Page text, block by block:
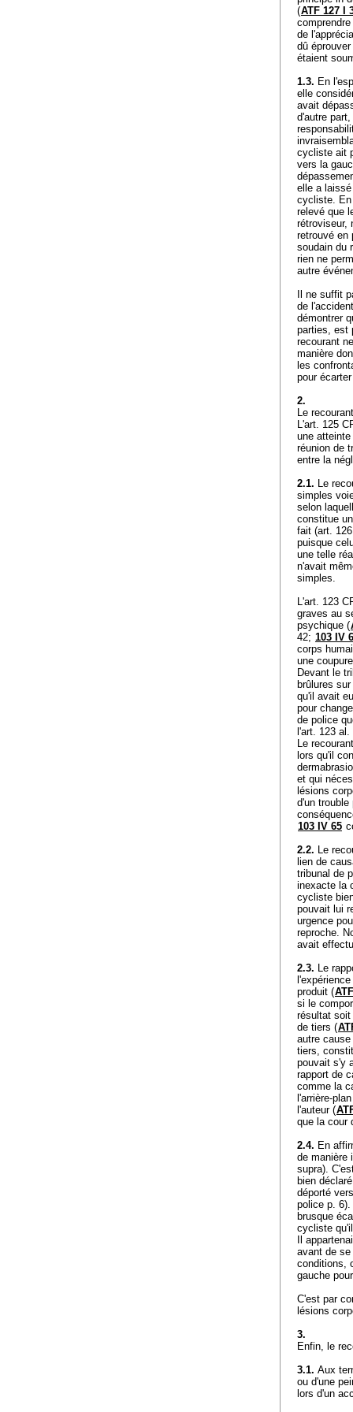
(ATF 127 I
de
dû
étaient
1.3. En
elle
avait
d'autre
cycliste ait
vers la
elle a
cycliste. En
relevé que
rétroviseur,
retrouvé en
soudain du
rien ne
autre
Il ne suffit
de
démontrer
parties, est
recourant
manière
les
pour
2.
Le
L'art. 125
une
réunion de
entre la
2.1. Le
simples
selon
constitue
fait (art.
puisque
une telle
n'avait
simples.
L'art. 123
graves au
psychique (
42; 103 IV
corps
une
Devant le
brûlures
qu'il avait
pour
de police
l'art. 123 al.
Le
lors qu'il
et qui
lésions
d'un
103 IV 65
2.2. Le
lien de
tribunal de
inexacte la
cycliste
pouvait lui
urgence
reproche.
avait
2.3. Le
produit (
si le
résultat
de tiers (
autre
tiers,
pouvait s'y
rapport de
comme la
l'arrière-
l'auteur (
que la cour
2.4. En
de manière
supra).
bien
déporté
police p.
brusque
cycliste
Il
avant de
conditions,
gauche
C'est par
lésions
3.
Enfin, le
3.1. Aux
ou d'une
lors d'un